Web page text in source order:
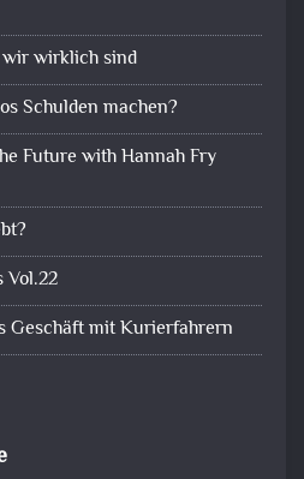
wirklich sind
Schulden machen?
Future with Hannah Fry
Geschäft mit Kurierfahrern